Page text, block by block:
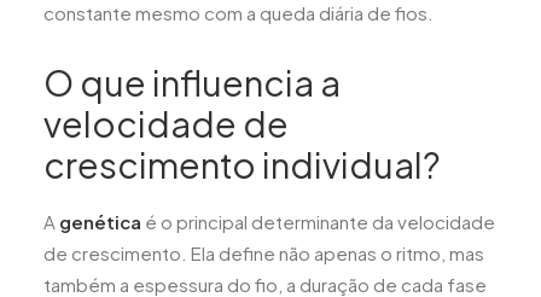
constante mesmo com a queda diária de fios.
O que influencia a
velocidade de
crescimento individual?
A genética é o principal determinante da velocidade
de crescimento. Ela define não apenas o ritmo, mas
também a espessura do fio, a duração de cada fase